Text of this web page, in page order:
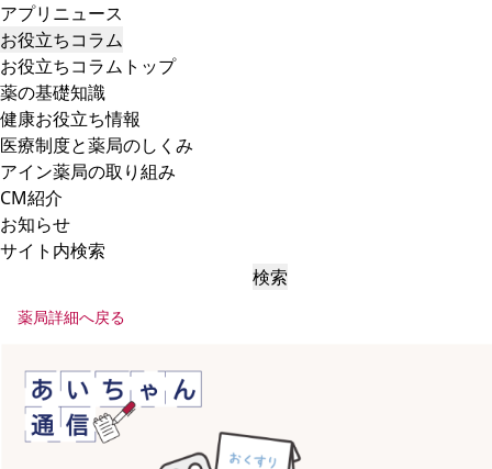
アプリニュース
お役立ちコラム
お役立ちコラムトップ
薬の基礎知識
健康お役立ち情報
医療制度と薬局のしくみ
アイン薬局の取り組み
CM紹介
お知らせ
サイト内検索
検索
薬局詳細へ戻る